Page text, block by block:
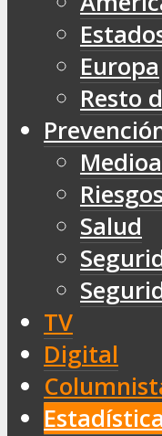
Europa
Resto
Salud
TV
Digital